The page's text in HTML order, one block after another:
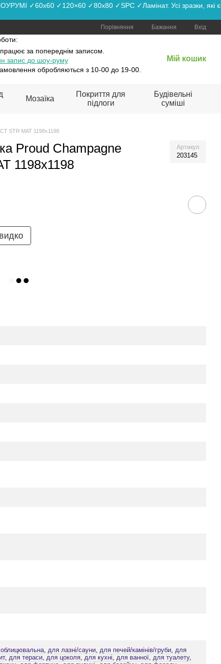
✓60x60 ✓120×60 ✓80x80 ✓SPC ✓Ламінат. Усі зразки, які є
Порівняння Бажання Вхід
за попереднім записом.
запис до шоу-руму
обробляються з 10-00 до 19-00.
Мій кошик
Мозаїка
Покриття для
підлоги
Будівельні
суміші
STR MAT 1198x1198
Proud Champagne
1198x1198
Артикул
203145
облицювальна, для лазні/сауни, для печей/камінів/груби, для
, для тераси, для цоколя, для кухні, для ванної, для туалету,